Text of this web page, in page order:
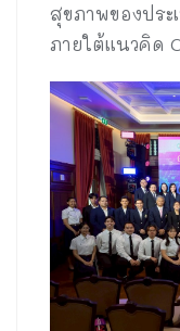
สุขภาพของประ
ภายใต้แนวคิด